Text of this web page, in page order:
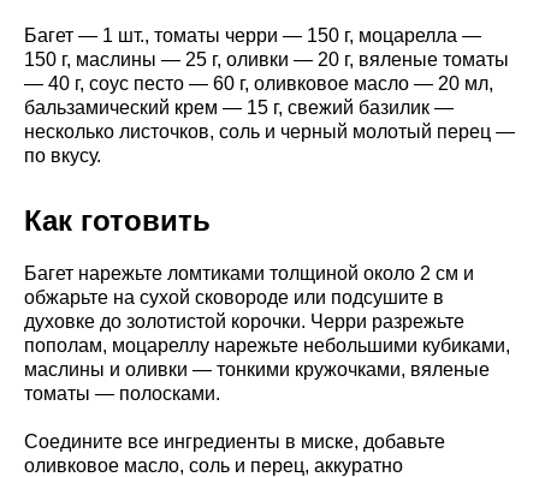
Багет — 1 шт., томаты черри — 150 г, моцарелла —
150 г, маслины — 25 г, оливки — 20 г, вяленые томаты
— 40 г, соус песто — 60 г, оливковое масло — 20 мл,
бальзамический крем — 15 г, свежий базилик —
несколько листочков, соль и черный молотый перец —
по вкусу.
Как готовить
Багет нарежьте ломтиками толщиной около 2 см и
обжарьте на сухой сковороде или подсушите в
духовке до золотистой корочки. Черри разрежьте
пополам, моцареллу нарежьте небольшими кубиками,
маслины и оливки — тонкими кружочками, вяленые
томаты — полосками.
Соедините все ингредиенты в миске, добавьте
оливковое масло, соль и перец, аккуратно